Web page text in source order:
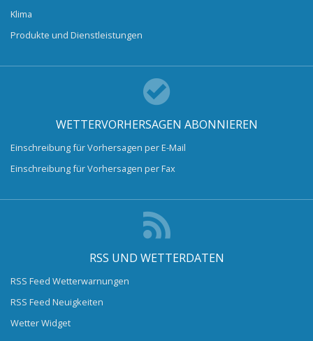
Klima
Produkte und Dienstleistungen
WETTERVORHERSAGEN ABONNIEREN
Einschreibung für Vorhersagen per E-Mail
Einschreibung für Vorhersagen per Fax
RSS UND WETTERDATEN
RSS Feed Wetterwarnungen
RSS Feed Neuigkeiten
Wetter Widget